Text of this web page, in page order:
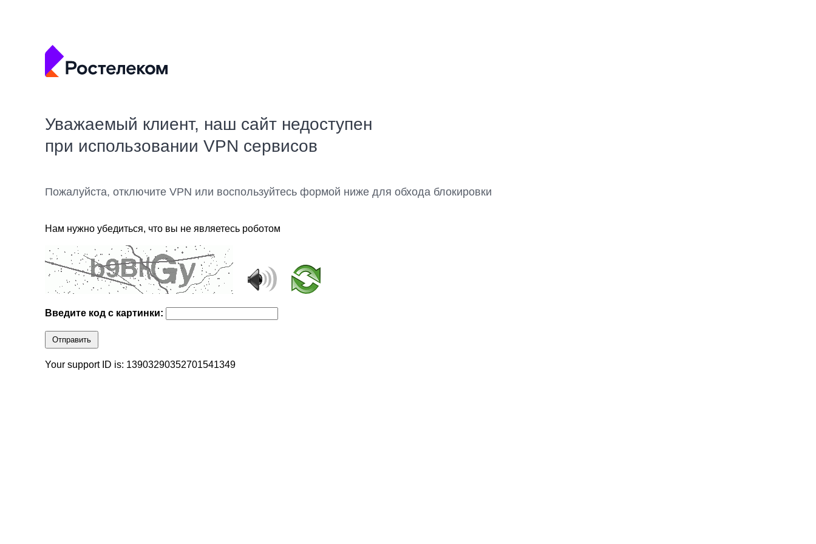
Уважаемый клиент, наш сайт недоступен
при использовании VPN сервисов
Пожалуйста, отключите VPN или воспользуйтесь формой ниже для обхода блокировки
Нам нужно убедиться, что вы не являетесь роботом
Введите код с картинки:
Отправить
Your support ID is: 13903290352701541349